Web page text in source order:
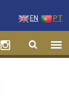
EN PT